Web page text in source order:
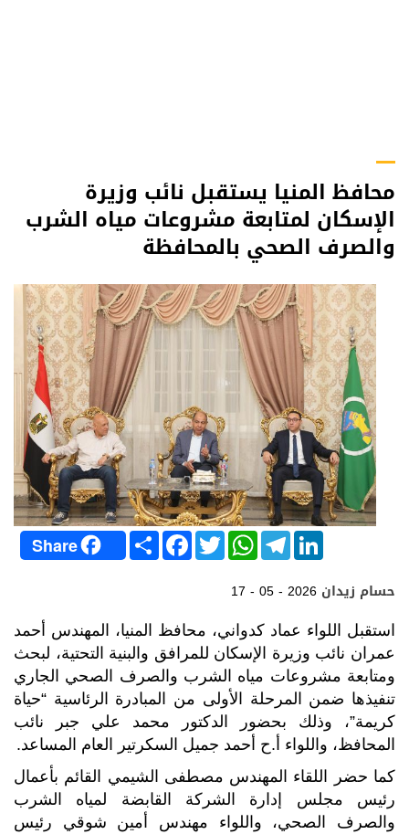
محافظ المنيا يستقبل نائب وزيرة
الإسكان لمتابعة مشروعات مياه الشرب
والصرف الصحي بالمحافظة
Share S
h
a
F
a
c
o
k
T
w
i
W
h
a
s
p
p
T
e
l
e
g
a
m
L
i
n
e
I
n
17 - 05 - 2026 حسام زيدان
استقبل اللواء عماد كدواني، محافظ المنيا، المهندس أحمد
عمران نائب وزيرة الإسكان للمرافق والبنية التحتية، لبحث
ومتابعة مشروعات مياه الشرب والصرف الصحي الجاري
تنفيذها ضمن المرحلة الأولى من المبادرة الرئاسية “حياة
كريمة”، وذلك بحضور الدكتور محمد علي جبر نائب
المحافظ، واللواء أ.ح أحمد جميل السكرتير العام المساعد.
كما حضر اللقاء المهندس مصطفى الشيمي القائم بأعمال
رئيس مجلس إدارة الشركة القابضة لمياه الشرب
والصرف الصحي، واللواء مهندس أمين شوقي رئيس